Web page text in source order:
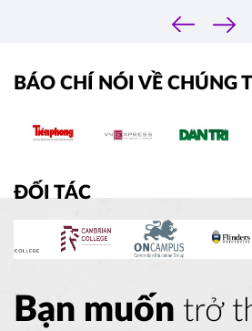
‹
›
BÁO CHÍ NÓI VỀ CHÚNG
ĐỐI TÁC
Bạn muốn trở